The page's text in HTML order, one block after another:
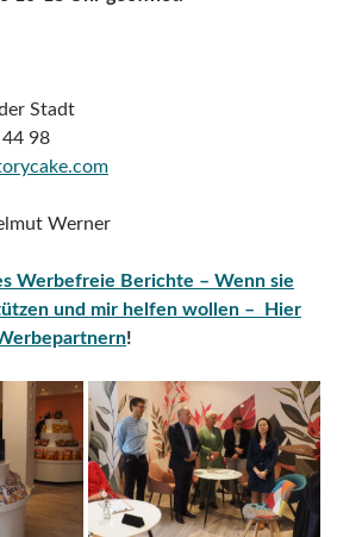
Stadt
98
Werner
Werbefreie Berichte – Wenn sie
und mir helfen wollen – Hier
!